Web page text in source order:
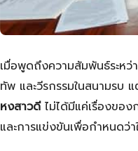
เมื่อพูดถึงความสัมพันธ์ระห
ทัพ และวีรกรรมในสนามรบ
หงสาวดีไม่ได้มีแค่เรื่องขอ
และการแข่งขันเพื่อกำหนดว่